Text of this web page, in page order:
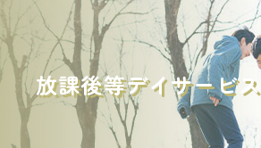
放課後等デイサービス